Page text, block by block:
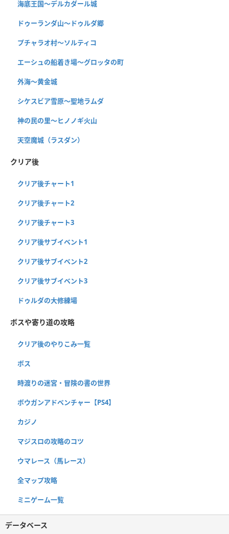
海底王国〜デルカダール城
ドゥーランダ山～ドゥルダ郷
プチャラオ村〜ソルティコ
エーシュの船着き場〜グロッタの町
外海〜黄金城
シケスビア雪原〜聖地ラムダ
神の民の里〜ヒノノギ火山
天空魔城（ラスダン）
クリア後
クリア後チャート1
クリア後チャート2
クリア後チャート3
クリア後サブイベント1
クリア後サブイベント2
クリア後サブイベント3
ドゥルダの大修練場
ボスや寄り道の攻略
クリア後のやりこみ一覧
ボス
時渡りの迷宮・冒険の書の世界
ボウガンアドベンチャー【PS4】
カジノ
マジスロの攻略のコツ
ウマレース（馬レース）
全マップ攻略
ミニゲーム一覧
データベース